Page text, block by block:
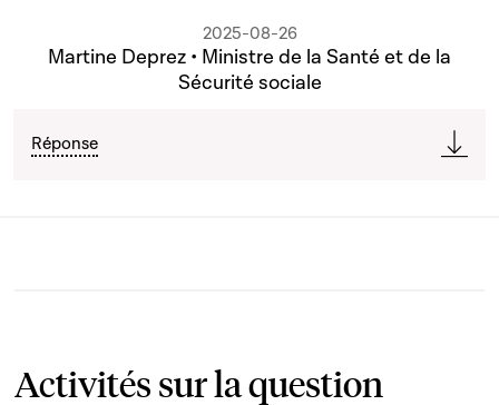
2025-08-26
Martine Deprez • Ministre de la Santé et de la
Sécurité sociale
Réponse
Activités sur la question